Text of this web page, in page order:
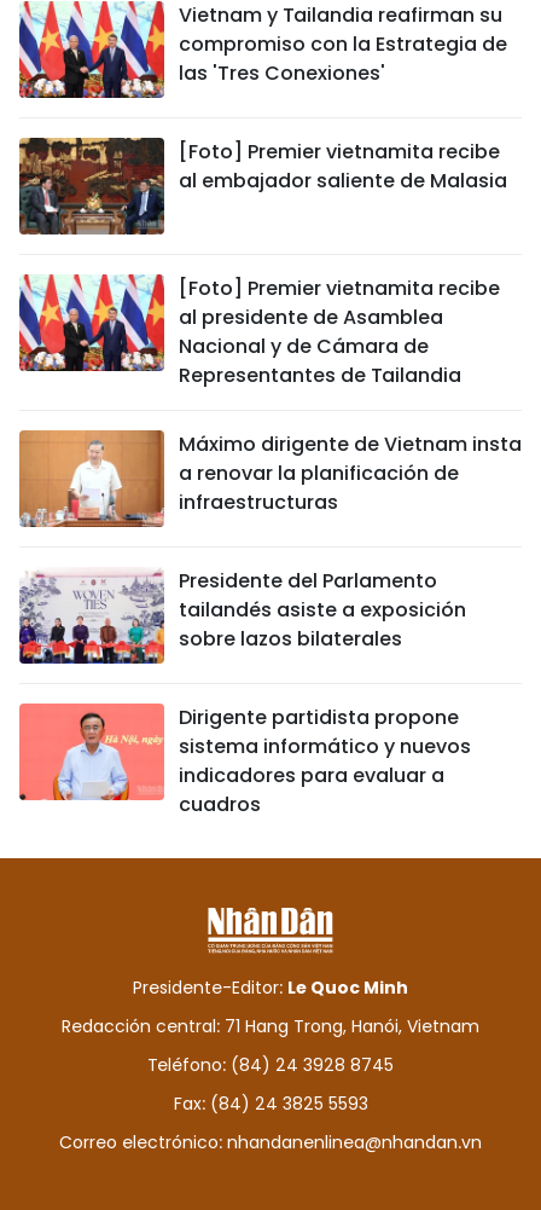
Vietnam y Tailandia reafirman su
compromiso con la Estrategia de
las 'Tres Conexiones'
[Foto] Premier vietnamita recibe
al embajador saliente de Malasia
[Foto] Premier vietnamita recibe
al presidente de Asamblea
Nacional y de Cámara de
Representantes de Tailandia
Máximo dirigente de Vietnam insta
a renovar la planificación de
infraestructuras
Presidente del Parlamento
tailandés asiste a exposición
sobre lazos bilaterales
Dirigente partidista propone
sistema informático y nuevos
indicadores para evaluar a
cuadros
Presidente-Editor: Le Quoc Minh
Redacción central: 71 Hang Trong, Hanói, Vietnam
Teléfono: (84) 24 3928 8745
Fax: (84) 24 3825 5593
Correo electrónico: nhandanenlinea@nhandan.vn